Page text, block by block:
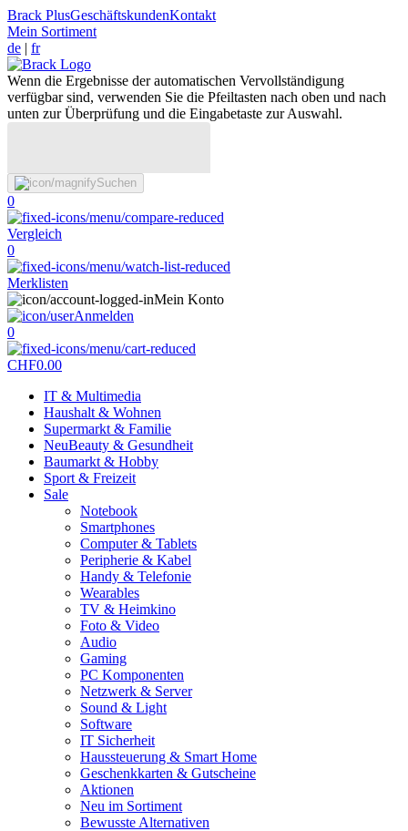
Brack PlusGeschäftskundenKontakt
Mein Sortiment
de | fr
Wenn die Ergebnisse der automatischen Vervollständigung
verfügbar sind, verwenden Sie die Pfeiltasten nach oben und nach
unten zur Überprüfung und die Eingabetaste zur Auswahl.
Suchen
0
Vergleich
0
Merklisten
Mein Konto
Anmelden
0
CHF0.00
IT & Multimedia
Haushalt & Wohnen
Supermarkt & Familie
NeuBeauty & Gesundheit
Baumarkt & Hobby
Sport & Freizeit
Sale
Notebook
Smartphones
Computer & Tablets
Peripherie & Kabel
Handy & Telefonie
Wearables
TV & Heimkino
Foto & Video
Audio
Gaming
PC Komponenten
Netzwerk & Server
Sound & Light
Software
IT Sicherheit
Haussteuerung & Smart Home
Geschenkkarten & Gutscheine
Aktionen
Neu im Sortiment
Bewusste Alternativen